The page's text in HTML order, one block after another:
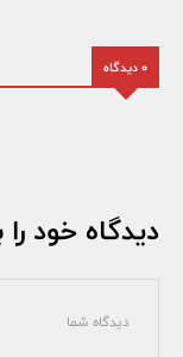
0 دیدگاه
دیدگاه خود